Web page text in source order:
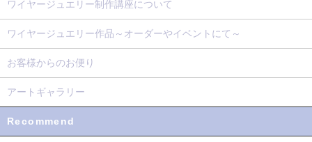
ワイヤージュエリー制作講座について
ワイヤージュエリー作品～オーダーやイベントにて～
お客様からのお便り
アートギャラリー
Recommend